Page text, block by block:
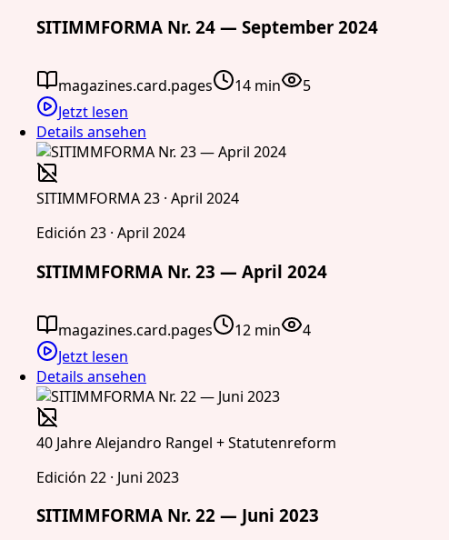
SITIMMFORMA Nr. 24 — September 2024
magazines.card.pages 14 min
5
Jetzt lesen
Details ansehen
SITIMMFORMA 23 · April 2024
Edición 23 · April 2024
SITIMMFORMA Nr. 23 — April 2024
magazines.card.pages 12 min
4
Jetzt lesen
Details ansehen
40 Jahre Alejandro Rangel + Statutenreform
Edición 22 · Juni 2023
SITIMMFORMA Nr. 22 — Juni 2023